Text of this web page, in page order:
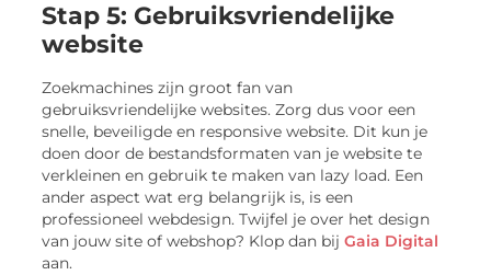
Stap 5: Gebruiksvriendelijke
website
Zoekmachines zijn groot fan van
gebruiksvriendelijke websites. Zorg dus voor een
snelle, beveiligde en responsive website. Dit kun je
doen door de bestandsformaten van je website te
verkleinen en gebruik te maken van lazy load. Een
ander aspect wat erg belangrijk is, is een
professioneel webdesign. Twijfel je over het design
van jouw site of webshop? Klop dan bijGaia Digital
aan.